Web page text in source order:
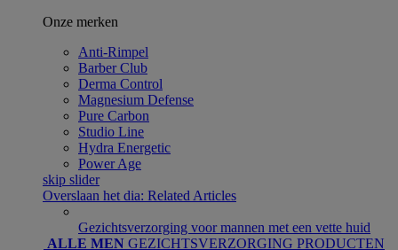
Onze merken
Anti-Rimpel
Barber Club
Derma Control
Magnesium Defense
Pure Carbon
Studio Line
Hydra Energetic
Power Age
skip slider
Overslaan het dia: Related Articles
Gezichtsverzorging voor mannen met een vette huid
ALLE MEN GEZICHTSVERZORGING PRODUCTEN